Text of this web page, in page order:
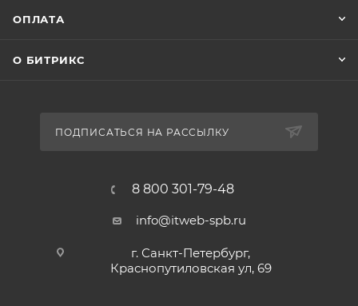
ОПЛАТА
О БИТРИКС
ПОДПИСАТЬСЯ НА РАССЫЛКУ
8 800 301-79-48
info@itweb-spb.ru
г. Санкт-Петербург,
Краснопутиловская ул, 69